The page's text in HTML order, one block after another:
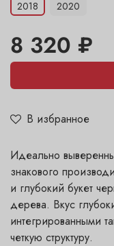
В избранное
2018 2020
8 320 ₽
Идеально
знакового
и глубокий букет
дерева. Вкус
интегрированными
четкую структуру.